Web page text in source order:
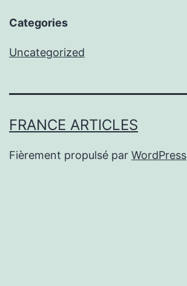
Categories
Uncategorized
FRANCE ARTICLES
Fièrement propulsé par WordPress